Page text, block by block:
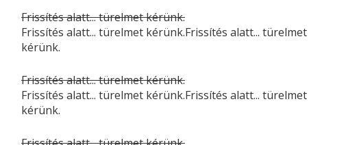
Frissítés alatt... türelmet kérünk.
Frissítés alatt... türelmet kérünk.Frissítés alatt... türelmet
kérünk.
Frissítés alatt... türelmet kérünk.
Frissítés alatt... türelmet kérünk.Frissítés alatt... türelmet
kérünk.